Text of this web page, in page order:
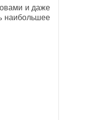
и даже
наибольшее